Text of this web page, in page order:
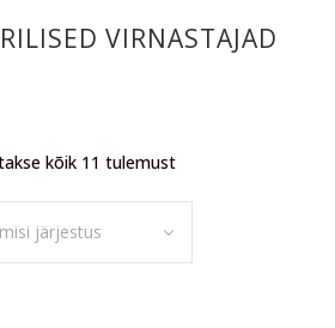
VIRNASTAJAD
kõik 11 tulemust
järjestus